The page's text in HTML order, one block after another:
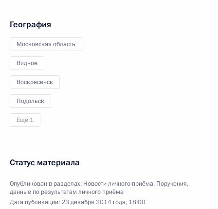
География
Московская область
Видное
Воскресенск
Подольск
Ещё 1
Статус материала
Опубликован в разделах: Новости личного приёма, Поручения,
данные по результатам личного приёма
Дата публикации:23 декабря 2014 года, 18:00